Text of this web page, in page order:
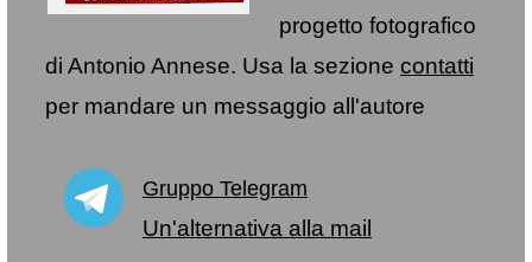
progetto fotografico
di Antonio Annese. Usa la sezione contatti
per mandare un messaggio all'autore
Gruppo Telegram
Un'alternativa alla mail